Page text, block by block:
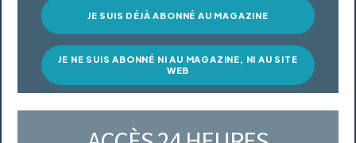
JE SUIS DÉJÀ ABONNÉ AU MAGAZINE
JE NE SUIS ABONNÉ NI AU MAGAZINE, NI AU SITE
WEB